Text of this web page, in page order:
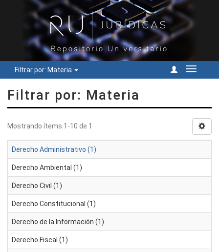
Filtrar por: Materia
Cambiar
Filtrar por: Materia
Mostrando ítems 1-10 de 1
Derecho Administrativo (1)
Derecho Ambiental (1)
Derecho Civil (1)
Derecho Constitucional (1)
Derecho de la Información (1)
Derecho Fiscal (1)